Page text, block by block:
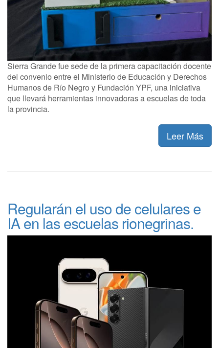
Sierra Grande fue sede de la primera capacitación docente
del convenio entre el Ministerio de Educación y Derechos
Humanos de Río Negro y Fundación YPF, una iniciativa
que llevará herramientas innovadoras a escuelas de toda
la provincia.
Leer Más
Regularán el uso de celulares e
IA en las escuelas rionegrinas.